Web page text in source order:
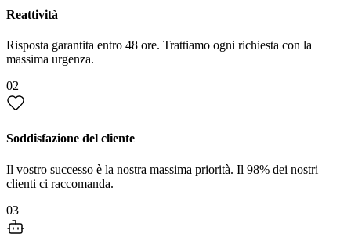
Reattività
Risposta garantita entro 48 ore. Trattiamo ogni richiesta con la
massima urgenza.
02
Soddisfazione del cliente
Il vostro successo è la nostra massima priorità. Il 98% dei nostri
clienti ci raccomanda.
03